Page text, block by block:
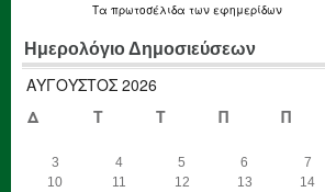
Τα πρωτοσέλιδα των εφημερίδων
Ημερολόγιο Δημοσιεύσεων
ΑΎΓΟΥΣΤΟΣ 2026
Δ
Τ Τ Π Π
3
4 5 6 7
10
11 12 13 14